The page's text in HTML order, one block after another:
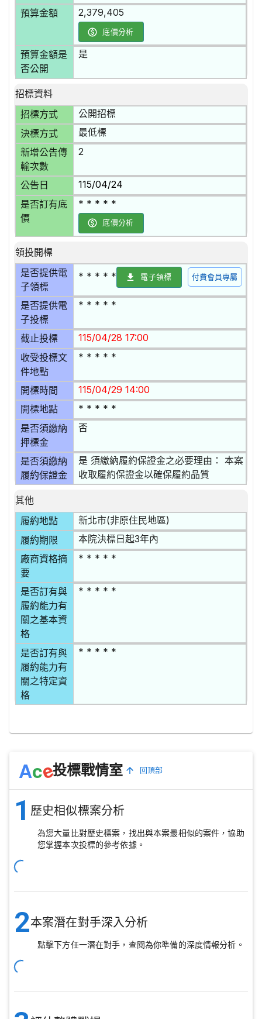
預算金額 2,379,405
底價分析
預算金額是
否公開
是
招標資料
招標方式
公開招標
決標方式 最低標
新增公告傳
輸次數
2
公告日 115/04/24
是否訂有底
價
* * * * *
底價分析
領投開標
是否提供電
子領標
* * * * * 電子領標 付費會員專屬
是否提供電
子投標
* * * * *
截止投標 115/04/28 17:00
收受投標文
件地點
* * * * *
開標時間 115/04/29 14:00
開標地點 * * * * *
是否須繳納
押標金
否
是否須繳納
履約保證金
是 須繳納履約保證金之必要理由： 本案
收取履約保證金以確保履約品質
其他
履約地點
新北市(非原住民地區)
履約期限 本院決標日起3年內
廠商資格摘
要
* * * * *
是否訂有與
履約能力有
關之基本資
格
* * * * *
是否訂有與
履約能力有
關之特定資
格
* * * * *
Ace投標戰情室 回頂部
1 歷史相似標案分析
為您大量比對歷史標案，找出與本案最相似的案件，協助
您掌握本次投標的參考依據。
2本案潛在對手深入分析
點擊下方任一潛在對手，查閱為你準備的深度情報分析。